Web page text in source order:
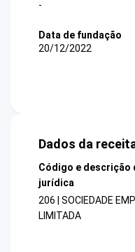
-
Data de fundação
20/12/2022
Dados da
Código e descrição
jurídica
206 | SOCIEDADE
LIMITADA